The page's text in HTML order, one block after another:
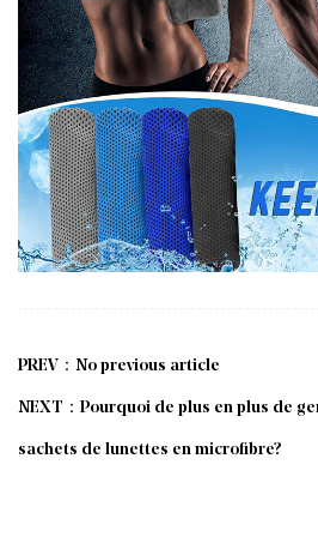
PREV：No previous article
NEXT：Pourquoi de plus en plus de
sachets de lunettes en microfibre?